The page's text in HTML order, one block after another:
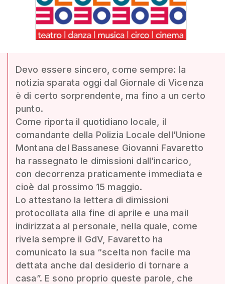
Devo essere sincero, come sempre: la
notizia sparata oggi dal Giornale di Vicenza
è di certo sorprendente, ma fino a un certo
punto.
Come riporta il quotidiano locale, il
comandante della Polizia Locale dell’Unione
Montana del Bassanese Giovanni Favaretto
ha rassegnato le dimissioni dall’incarico,
con decorrenza praticamente immediata e
cioè dal prossimo 15 maggio.
Lo attestano la lettera di dimissioni
protocollata alla fine di aprile e una mail
indirizzata al personale, nella quale, come
rivela sempre il GdV, Favaretto ha
comunicato la sua “scelta non facile ma
dettata anche dal desiderio di tornare a
casa”. E sono proprio queste parole, che